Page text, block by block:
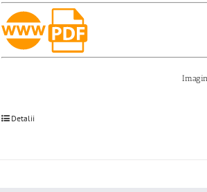
Detalii